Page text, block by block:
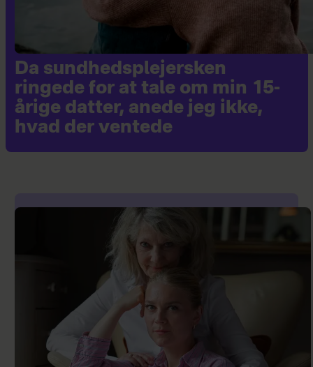
Da sundhedsplejersken
ringede for at tale om min 15-
årige datter, anede jeg ikke,
hvad der ventede